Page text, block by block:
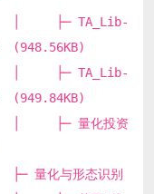
TA_Lib-
(948.56KB)
TA_Lib-
(949.84KB)
量化投资
形态识别